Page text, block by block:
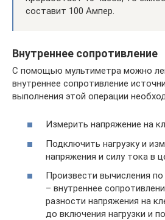
составит 100 Ампер.
Внутреннее сопротивление
С помощью мультиметра можно
внутреннее сопротивление
выполнения этой операции
Измерить напряжение на
Подключить нагрузку и
напряжения и силу тока в
Произвести вычисления
– внутреннее
разности напряжения на
до включения нагрузки и